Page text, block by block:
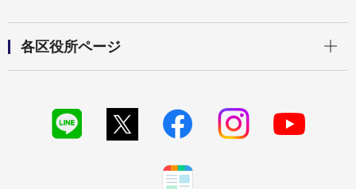
各区役所ページ